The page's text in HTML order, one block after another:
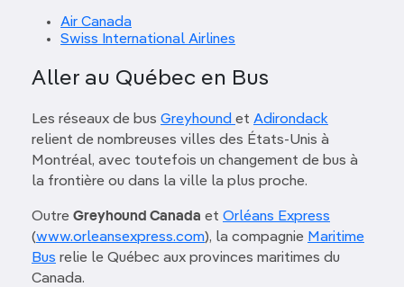
Air Canada
Swiss International Airlines
Aller au Québec en Bus
Les réseaux de bus Greyhound et Adirondack
relient de nombreuses villes des États-Unis à
Montréal, avec toutefois un changement de bus à
la frontière ou dans la ville la plus proche.
Outre Greyhound Canada et Orléans Express
(www.orleansexpress.com), la compagnie Maritime
Bus relie le Québec aux provinces maritimes du
Canada.